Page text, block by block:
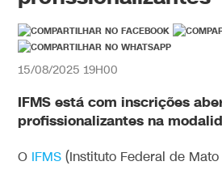
15/08/2025 19H00
IFMS está com inscrições
profissionalizantes na
O IFMS (Instituto Federal de